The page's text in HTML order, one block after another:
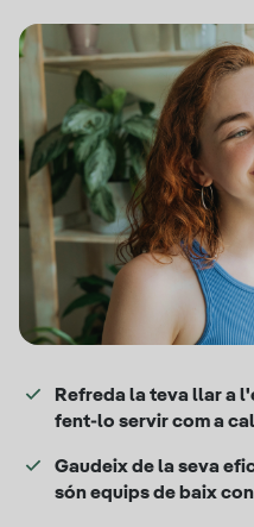
Refreda la teva llar a
fent-lo servir com a
Gaudeix de la seva
són equips de baix